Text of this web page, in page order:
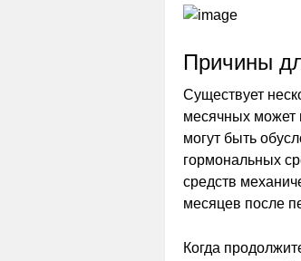
Причины
Существует
месячных может
могут быть
гормональных
средств
месяцев после
Когда